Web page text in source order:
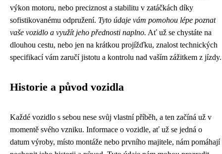
výkon motoru, nebo preciznost a stabilitu v zatáčkách díky
sofistikovanému odpružení. Tyto údaje vám pomohou lépe poznat
vaše vozidlo a využít jeho přednosti naplno. Ať už se chystáte na
dlouhou cestu, nebo jen na krátkou projížďku, znalost technických
specifikací vám zaručí jistotu a kontrolu nad vaším zážitkem z jízdy.
Historie a původ vozidla
Každé vozidlo s sebou nese svůj vlastní příběh, a ten začíná už v
momentě svého vzniku. Informace o vozidle, ať už se jedná o
datum výroby, místo montáže nebo prvního majitele, nám pomáhají